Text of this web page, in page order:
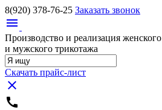
8(920) 378-76-25 Заказать звонок
menu
Производство и реализация женского
и мужского трикотажа
Скачать прайс-лист
close
call